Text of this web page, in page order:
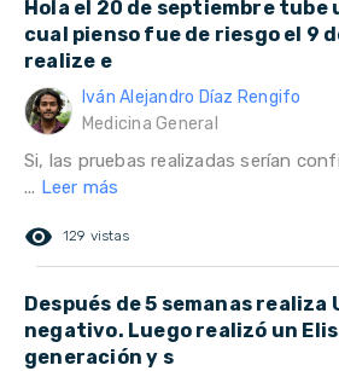
Hola el 20 de septiembre tube
cual pienso fue de riesgo el 9
realize e
Iván Alejandro Díaz Rengifo
Medicina General
Si, las pruebas realizadas serían
... Leer más
remove_red_eye 129 vistas
Después de 5 semanas realiza
negativo. Luego realizó un
generación y s